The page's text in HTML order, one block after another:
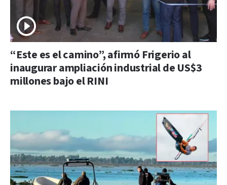
“Este es el camino”, afirmó Frigerio al
inaugurar ampliación industrial de US$3
millones bajo el RINI